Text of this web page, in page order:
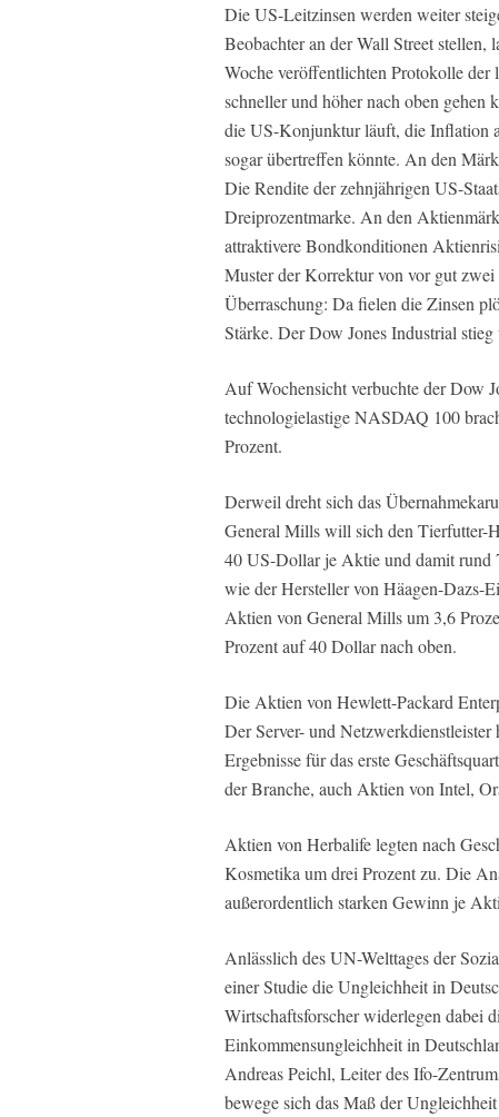
Die US-Leitzinsen werden weiter
Beobachter an der Wall Street stellen,
Woche veröffentlichten Protokolle der
schneller und höher nach oben gehen
die US-Konjunktur läuft, die Inflation
sogar übertreffen könnte. An den
Die Rendite der zehnjährigen US-
Dreiprozentmarke. An den
attraktivere Bondkonditionen
Muster der Korrektur von vor gut
Überraschung: Da fielen die Zinsen
Stärke. Der Dow Jones Industrial
Auf Wochensicht verbuchte der Dow
technologielastige NASDAQ 100
Prozent.
Derweil dreht sich das
General Mills will sich den Tierfutter-
40 US-Dollar je Aktie und damit
wie der Hersteller von Häagen-Dazs-
Aktien von General Mills um 3,6
Prozent auf 40 Dollar nach oben.
Die Aktien von Hewlett-Packard
Der Server- und Netzwerkdienstleister
Ergebnisse für das erste
der Branche, auch Aktien von Intel,
Aktien von Herbalife legten nach
Kosmetika um drei Prozent zu. Die
außerordentlich starken Gewinn je
Anlässlich des UN-Welttages der
einer Studie die Ungleichheit in
Wirtschaftsforscher widerlegen dabei
Einkommensungleichheit in
Andreas Peichl, Leiter des Ifo-
bewege sich das Maß der